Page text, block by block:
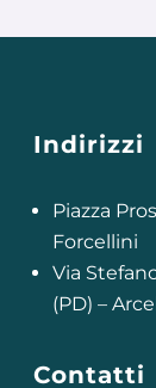
Indirizzi
Piazza
Forcellini
Via
(PD) –
Contatti